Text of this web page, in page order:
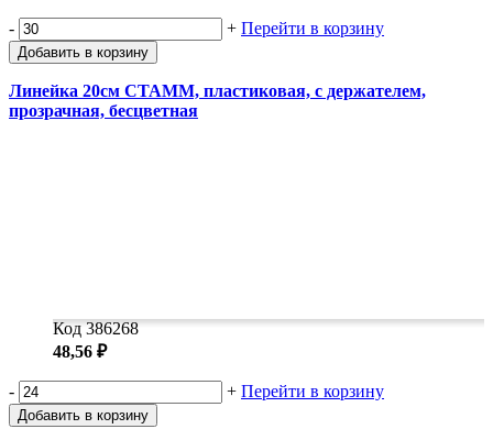
- + Перейти в корзину
Добавить в корзину
Линейка 20см СТАММ, пластиковая, с держателем,
прозрачная, бесцветная
Код 386268
48,56 ₽
- + Перейти в корзину
Добавить в корзину